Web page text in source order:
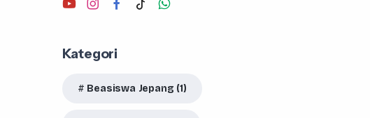
Kategori
Beasiswa Jepang (1)